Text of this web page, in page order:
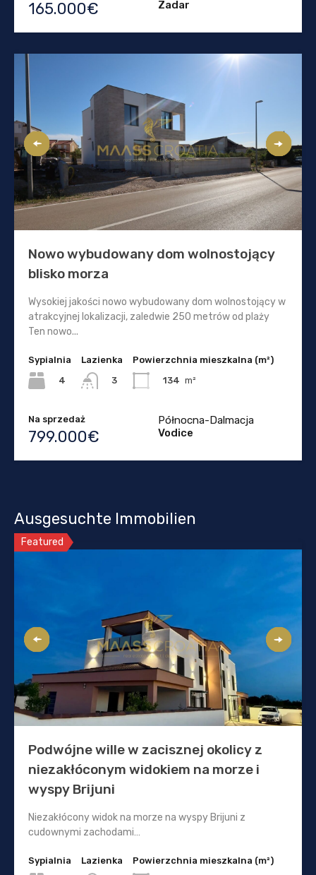
165.000€
Zadar
Nowo wybudowany dom wolnostojący
blisko morza
Wysokiej jakości nowo wybudowany dom wolnostojący w
atrakcyjnej lokalizacji, zaledwie 250 metrów od plaży
Ten nowo...
Sypialnia
4
Lazienka
3
Powierzchnia mieszkalna (m²)
134 m²
Na sprzedaż
799.000€
Północna-Dalmacja
Vodice
Ausgesuchte Immobilien
Featured
Podwójne wille w zacisznej okolicy z
niezakłóconym widokiem na morze i
wyspy Brijuni
Niezakłócony widok na morze na wyspy Brijuni z
cudownymi zachodami…
Sypialnia Lazienka Powierzchnia mieszkalna (m²)